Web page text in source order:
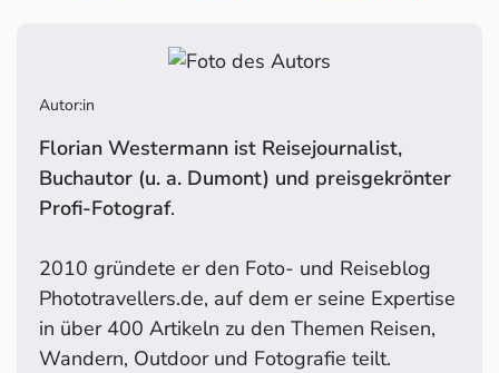
Autor:in
Florian Westermann ist Reisejournalist,
Buchautor (u. a. Dumont) und preisgekrönter
Profi-Fotograf.
2010 gründete er den Foto- und Reiseblog
Phototravellers.de, auf dem er seine Expertise
in über 400 Artikeln zu den Themen Reisen,
Wandern, Outdoor und Fotografie teilt.